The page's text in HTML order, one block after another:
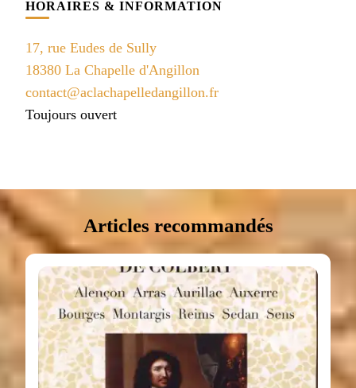
HORAIRES & INFORMATION
17, rue Eudes de Sully
18380 La Chapelle d'Angillon
contact@aclachapelledangillon.fr
Toujours ouvert
Articles recommandés